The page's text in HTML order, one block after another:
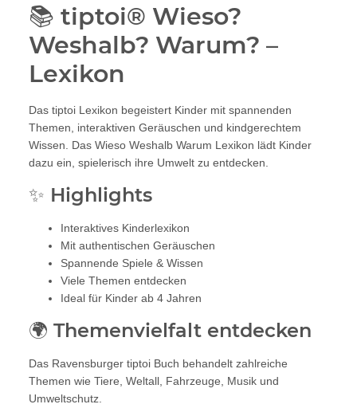
📚 tiptoi® Wieso?
Weshalb? Warum? –
Lexikon
Das tiptoi Lexikon begeistert Kinder mit spannenden
Themen, interaktiven Geräuschen und kindgerechtem
Wissen. Das Wieso Weshalb Warum Lexikon lädt Kinder
dazu ein, spielerisch ihre Umwelt zu entdecken.
✨ Highlights
Interaktives Kinderlexikon
Mit authentischen Geräuschen
Spannende Spiele & Wissen
Viele Themen entdecken
Ideal für Kinder ab 4 Jahren
🌍 Themenvielfalt entdecken
Das Ravensburger tiptoi Buch behandelt zahlreiche
Themen wie Tiere, Weltall, Fahrzeuge, Musik und
Umweltschutz.